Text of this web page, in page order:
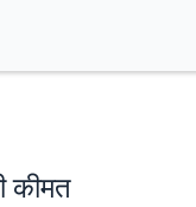
कीमत